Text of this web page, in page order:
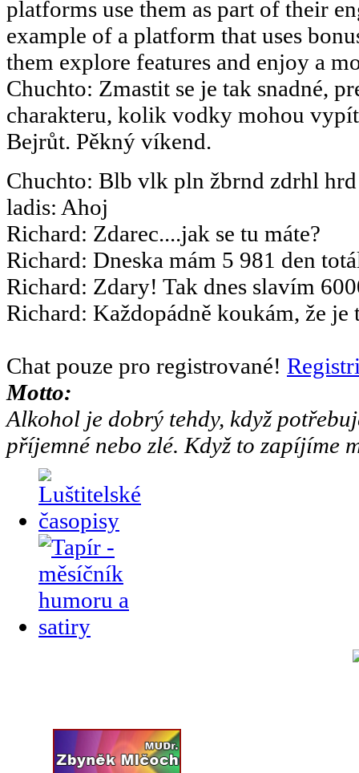
platforms use them as part of their
example of a platform that uses
them explore features and enjoy a
Chuchto: Zmastit se je tak snadné,
charakteru, kolik vodky mohou
Bejrůt. Pěkný víkend.
Chuchto: Blb vlk pln žbrnd zdrhl
ladis: Ahoj
Richard: Zdarec....jak se tu máte?
Richard: Dneska mám 5 981 den
Richard: Zdary! Tak dnes slavím
Richard: Každopádně koukám, že
Chat pouze pro registrované!
Motto:
Alkohol je dobrý tehdy, když
příjemné nebo zlé. Když to zapíjíme